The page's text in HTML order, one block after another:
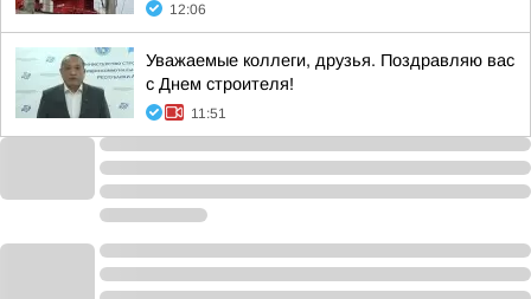
12:06
Уважаемые коллеги, друзья. Поздравляю вас
с Днем строителя!
11:51